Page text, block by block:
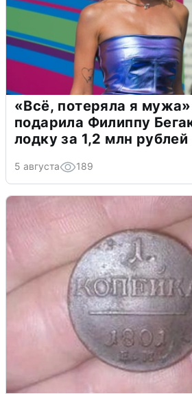
«Всё, потеряла я
подарила Филиппу
лодку за 1,2 млн рублей
5 августа 189